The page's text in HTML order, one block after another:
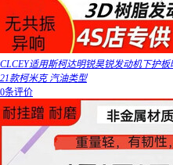
CLCEY适用斯柯达明锐昊锐发动机下护
21款柯米克 汽油类型
0条评价